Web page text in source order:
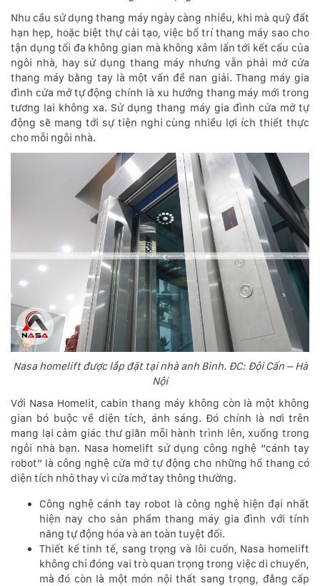
Nhu cầu sử dụng thang máy ngày càng nhiều, khi mà quỹ đất
hạn hẹp, hoặc biệt thự cải tạo, việc bố trí thang máy sao cho
tận dụng tối đa không gian mà không xâm lấn tới kết cấu của
ngôi nhà, hay sử dụng thang máy nhưng vẫn phải mở cửa
thang máy bằng tay là một vấn đề nan giải. Thang máy gia
đình cửa mở tự động chính là xu hướng thang máy mới trong
tương lai không xa. Sử dụng thang máy gia đình cửa mở tự
động sẽ mang tới sự tiện nghi cùng nhiều lợi ích thiết thực
cho mỗi ngôi nhà.
Nasa homelift được lắp đặt tại nhà anh Bình. ĐC: Đội Cấn – Hà
Nội
Với Nasa Homelit, cabin thang máy không còn là một không
gian bó buộc về diện tích, ánh sáng. Đó chính là nơi trên
mang lại cảm giác thư giãn mỗi hành trình lên, xuống trong
ngôi nhà bạn. Nasa homelift sử dụng công nghệ “cánh tay
robot” là công nghệ cửa mở tự động cho những hố thang có
diện tích nhỏ thay vì cửa mở tay thông thường.
Công nghệ cánh tay robot là công nghệ hiện đại nhất
hiện nay cho sản phẩm thang máy gia đình với tính
năng tự động hóa và an toàn tuyệt đối.
Thiết kế tinh tế, sang trọng và lôi cuốn, Nasa homelift
không chỉ đóng vai trò quan trọng trong việc di chuyển,
mà đó còn là một món nội thất sang trọng, đẳng cấp